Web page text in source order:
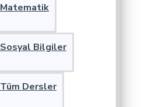
Matematik
Sosyal Bilgiler
Tüm Dersler